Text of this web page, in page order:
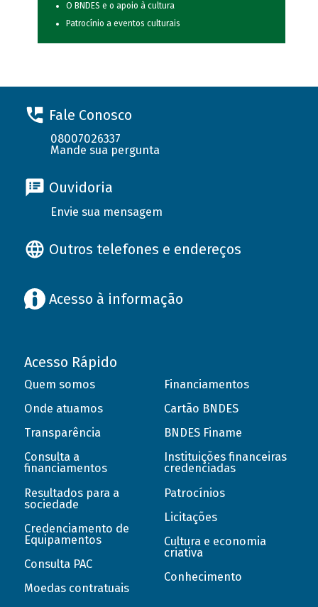
O BNDES e o apoio à cultura
Patrocínio a eventos culturais
Fale Conosco
08007026337
Mande sua pergunta
Ouvidoria
Envie sua mensagem
Outros telefones e endereços
Acesso à informação
Acesso Rápido
Quem somos
Onde atuamos
Transparência
Consulta a
financiamentos
Resultados para a
sociedade
Credenciamento de
Equipamentos
Consulta PAC
Moedas contratuais
Financiamentos
Cartão BNDES
BNDES Finame
Instituições financeiras
credenciadas
Patrocínios
Licitações
Cultura e economia
criativa
Conhecimento